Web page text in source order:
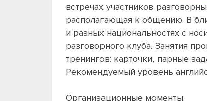
встречах участников
располагающая к общению. В
и разных национальностях с
разговорного клуба. Занятия
тренингов: карточки, парные
Рекомендуемый уровень
Организационные моменты: